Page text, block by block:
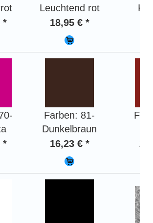
*
Leuchtend rot
18,95 € *
*
Farben: 81-
Dunkelbraun
16,23 € *